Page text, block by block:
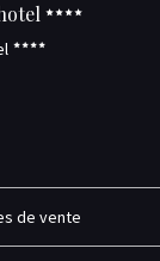
de vente